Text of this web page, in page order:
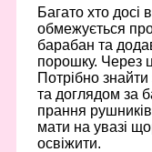
Багато хто
обмежу­ється
барабан та
порошку. Через
Потрібно
та доглядом за
прання рушників
мати на увазі
освіжити.